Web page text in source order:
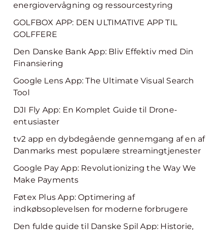
energiovervågning og ressourcestyring
GOLFBOX APP: DEN ULTIMATIVE APP TIL
GOLFFERE
Den Danske Bank App: Bliv Effektiv med Din
Finansiering
Google Lens App: The Ultimate Visual Search
Tool
DJI Fly App: En Komplet Guide til Drone-
entusiaster
tv2 app en dybdegående gennemgang af en af
Danmarks mest populære streamingtjenester
Google Pay App: Revolutionizing the Way We
Make Payments
Føtex Plus App: Optimering af
indkøbsoplevelsen for moderne forbrugere
Den fulde guide til Danske Spil App: Historie,